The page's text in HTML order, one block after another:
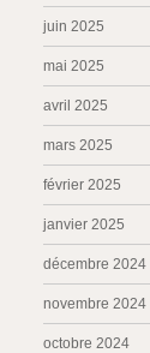
juin 2025
mai 2025
avril 2025
mars 2025
février 2025
janvier 2025
décembre 2024
novembre 2024
octobre 2024